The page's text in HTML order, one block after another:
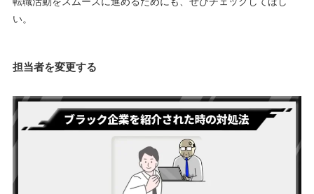
い。
担当者を変更する